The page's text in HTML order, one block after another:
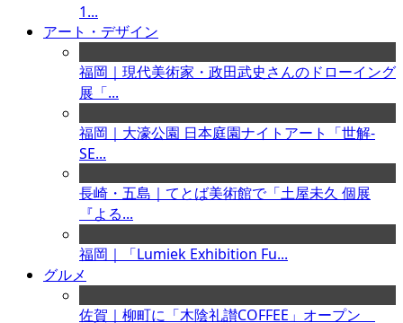
1...
アート・デザイン
福岡｜現代美術家・政田武史さんのドローイング
展「...
福岡｜大濠公園 日本庭園ナイトアート「世解-
SE...
長崎・五島｜てとば美術館で「土屋未久 個展
『よる...
福岡｜「Lumiek Exhibition Fu...
グルメ
佐賀｜柳町に「木陰礼讃COFFEE」オープン